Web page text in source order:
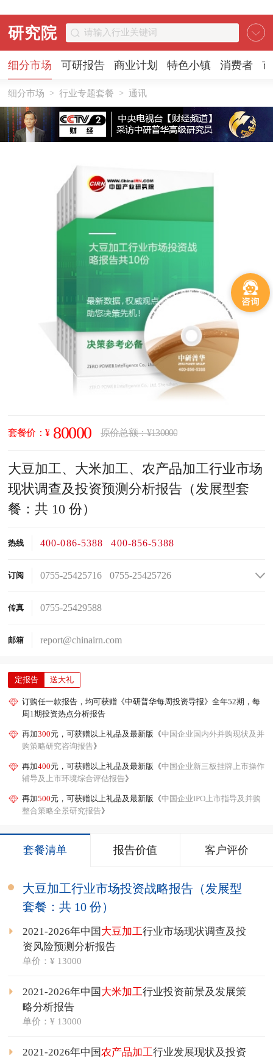
研究院
细分市场 可研报告 商业计划 特色小镇 消费者
细分市场 > 行业专题套餐 > 通讯
套餐价：¥ 80000 原价总额：¥130000
大豆加工、大米加工、农产品加工行业市场
现状调查及投资预测分析报告（发展型套
餐：共 10 份）
热线 400-086-5388 400-856-5388
订阅 0755-25425716
0755-25425726
0755-25425776
传真 0755-25429588
邮箱 report@chinairn.com
定报告 送大礼
订购任一款报告，均可获赠《中研普华每周投资导报》全年52期，每
周1期投资热点分析报告
再加300元，可获赠以上礼品及最新版《中国企业国内外并购现状及并
购策略研究咨询报告》
再加400元，可获赠以上礼品及最新版《中国企业新三板挂牌上市操作
辅导及上市环境综合评估报告》
再加500元，可获赠以上礼品及最新版《中国企业IPO上市指导及并购
整合策略全景研究报告》
套餐清单 报告价值 客户评价
大豆加工行业市场投资战略报告（发展型
套餐：共 10 份）
2021-2026年中国 大豆加工行业市场现状调查及投
资风险预测分析报告
单价：¥ 13000
2021-2026年中国 大米加工行业投资前景及发展策
略分析报告
单价：¥ 13000
2021-2026年中国农产品加工行业发展现状及投资